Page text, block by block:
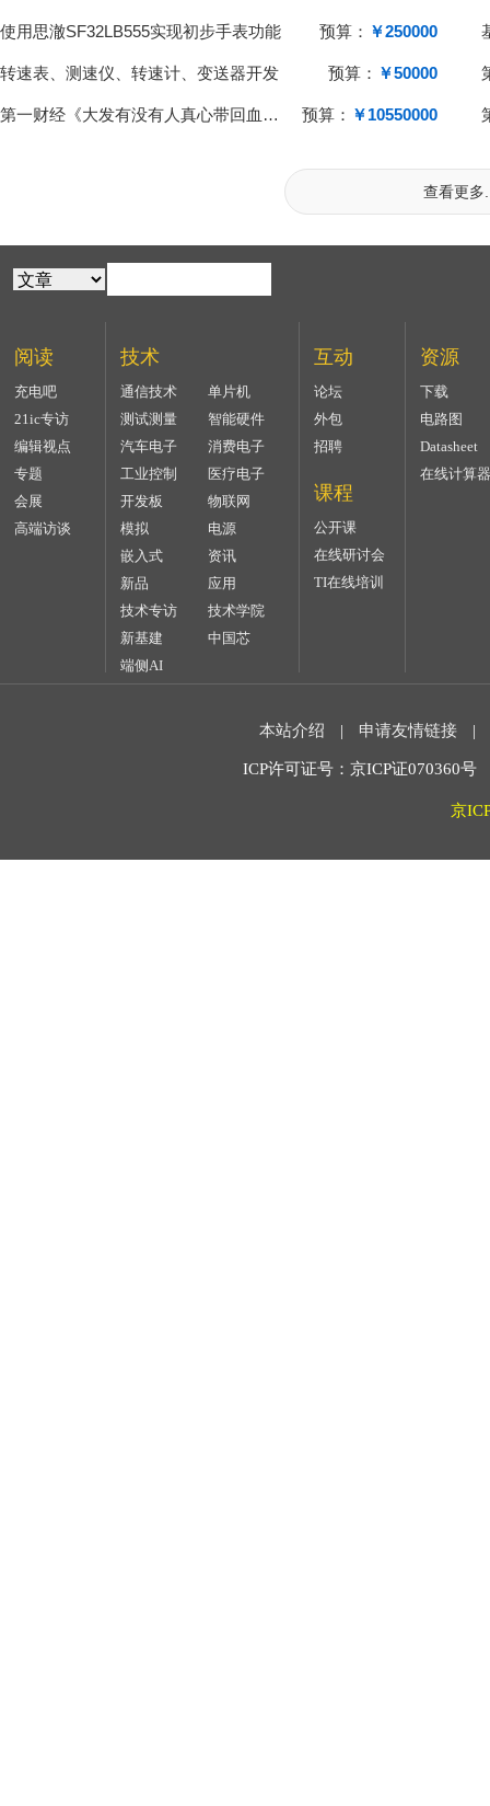
使用思澈SF32LB555实现初步手表功能 预算： ￥250000
转速表、测速仪、转速计、变送器开发 预算： ￥50000
第一财经《大发有没有人真心带回血上岸的》MBA智库百科 预算： ￥10550000
查看更多
阅读
充电吧
21ic专访
编辑视点
专题
会展
高端访谈
技术
通信技术
单片机
测试测量
智能硬件
汽车电子
消费电子
工业控制
医疗电子
开发板
物联网
模拟
电源
嵌入式
资讯
新品
应用
技术专访
技术学院
新基建
中国芯
端侧AI
互动
论坛
外包
招聘
课程
公开课
在线研讨会
TI在线培训
资源
下载
电路图
Datasheet
在线计算器
本站介绍 | 申请友情链接 |
ICP许可证号：京ICP证070360
京